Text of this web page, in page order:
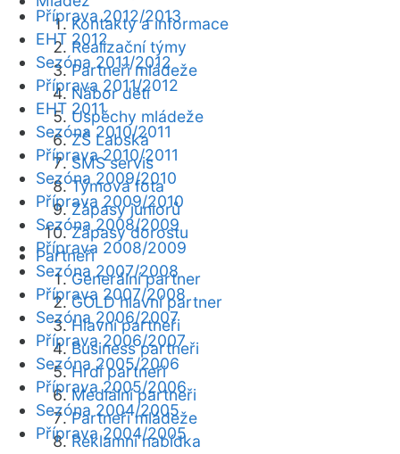
Kontakty a informace
Realizační týmy
Partneři mládeže
Nábor dětí
Úspěchy mládeže
ZŠ Labská
SMS servis
Týmová fota
Zápasy juniorů
Zápasy dorostu
Partneři
Generální partner
GOLD hlavní partner
Hlavní partneři
Business partneři
Hrdí partneři
Mediální partneři
Partneři mládeže
Reklamní nabídka
Příprava 2012/2013
EHT 2012
Sezóna 2011/2012
Příprava 2011/2012
EHT 2011
Sezóna 2010/2011
Příprava 2010/2011
Sezóna 2009/2010
Příprava 2009/2010
Sezóna 2008/2009
Příprava 2008/2009
Sezóna 2007/2008
Příprava 2007/2008
Sezóna 2006/2007
Příprava 2006/2007
Sezóna 2005/2006
Příprava 2005/2006
Sezóna 2004/2005
Příprava 2004/2005